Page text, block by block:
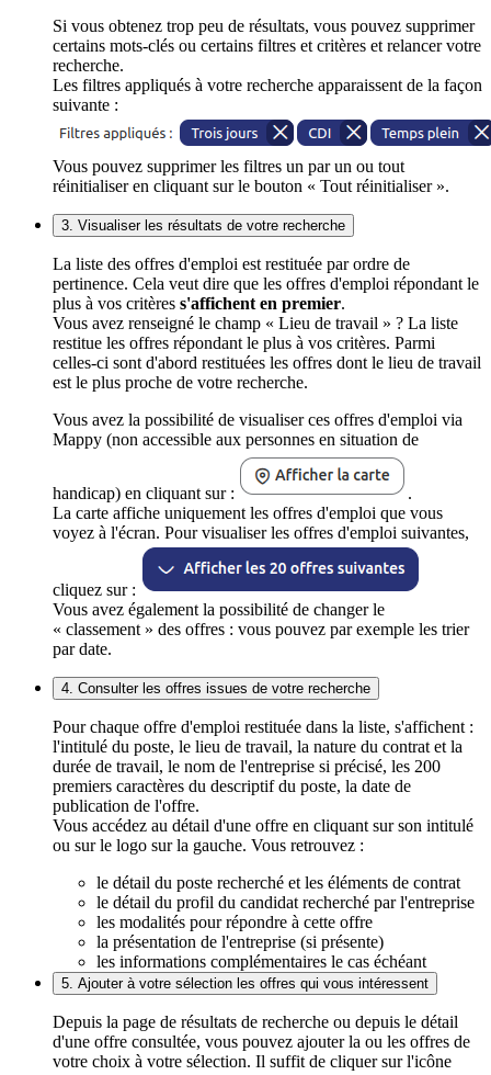
Si vous obtenez trop peu de résultats, vous pouvez supprimer
certains mots-clés ou certains filtres et critères et relancer votre
recherche.
Les filtres appliqués à votre recherche apparaissent de la façon
suivante :
Vous pouvez supprimer les filtres un par un ou tout
réinitialiser en cliquant sur le bouton « Tout réinitialiser ».
3. Visualiser les résultats de votre recherche
La liste des offres d'emploi est restituée par ordre de
pertinence. Cela veut dire que les offres d'emploi répondant le
plus à vos critères s'affichent en premier.
Vous avez renseigné le champ « Lieu de travail » ? La liste
restitue les offres répondant le plus à vos critères. Parmi
celles-ci sont d'abord restituées les offres dont le lieu de travail
est le plus proche de votre recherche.
Vous avez la possibilité de visualiser ces offres d'emploi via
Mappy (non accessible aux personnes en situation de
handicap) en cliquant sur :
.
La carte affiche uniquement les offres d'emploi que vous
voyez à l'écran. Pour visualiser les offres d'emploi suivantes,
cliquez sur :
Vous avez également la possibilité de changer le
« classement » des offres : vous pouvez par exemple les trier
par date.
4. Consulter les offres issues de votre recherche
Pour chaque offre d'emploi restituée dans la liste, s'affichent :
l'intitulé du poste, le lieu de travail, la nature du contrat et la
durée de travail, le nom de l'entreprise si précisé, les 200
premiers caractères du descriptif du poste, la date de
publication de l'offre.
Vous accédez au détail d'une offre en cliquant sur son intitulé
ou sur le logo sur la gauche. Vous retrouvez :
le détail du poste recherché et les éléments de contrat
le détail du profil du candidat recherché par l'entreprise
les modalités pour répondre à cette offre
la présentation de l'entreprise (si présente)
les informations complémentaires le cas échéant
5. Ajouter à votre sélection les offres qui vous intéressent
Depuis la page de résultats de recherche ou depuis le détail
d'une offre consultée, vous pouvez ajouter la ou les offres de
votre choix à votre sélection. Il suffit de cliquer sur l'icône